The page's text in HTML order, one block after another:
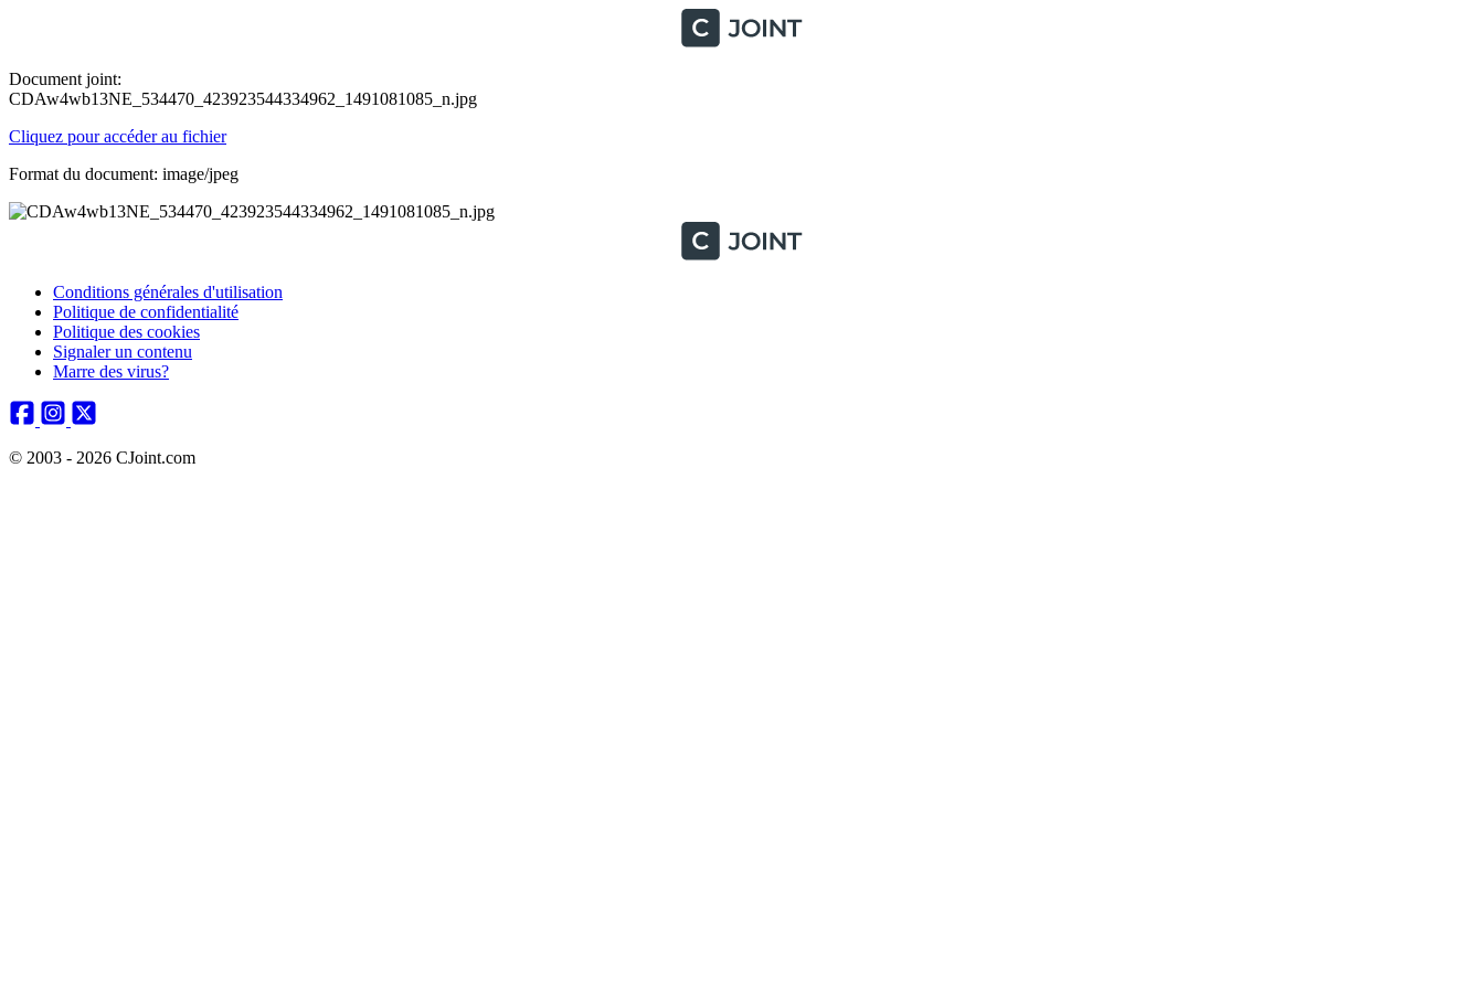
Document joint:
CDAw4wb13NE_534470_423923544334962_1491081085_n.jpg
Cliquez pour accéder au fichier
Format du document: image/jpeg
Conditions générales d'utilisation
Politique de confidentialité
Politique des cookies
Signaler un contenu
Marre des virus?
© 2003 - 2026 CJoint.com